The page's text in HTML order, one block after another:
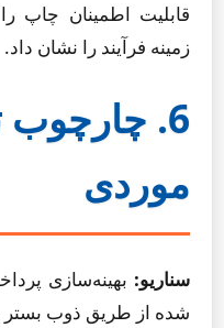
قابلیت اطمینان چاپ
زمینه فرآیند را نشان داد.
6. چارچوب
موردی
سناریو: بهینه‌سازی
شده از طریق ذوب بستر